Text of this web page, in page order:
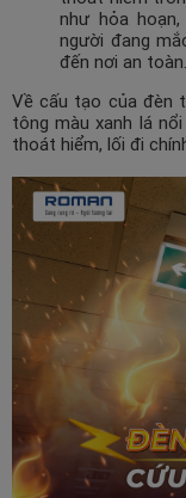
như hỏa
người đang
đến nơi an toàn.
Về cấu tạo của đèn
tông màu xanh lá
thoát hiểm, lối đi